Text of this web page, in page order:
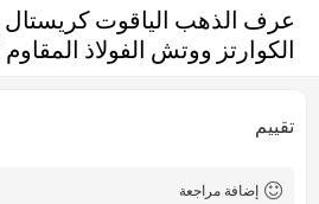
الكوارتز ووتش الفولاذ
تقييم
إضافة مراجعة